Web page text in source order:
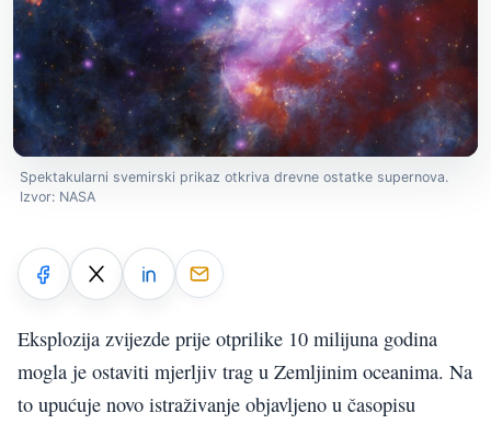
Spektakularni svemirski prikaz otkriva drevne ostatke supernova.
Izvor: NASA
Eksplozija zvijezde prije otprilike 10 milijuna godina
mogla je ostaviti mjerljiv trag u Zemljinim oceanima. Na
to upućuje novo istraživanje objavljeno u časopisu